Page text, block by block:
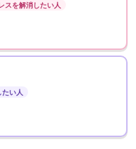
スを解消したい人
たい人